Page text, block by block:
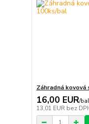
Záhradná kovová
16,00 EUR/bal
13,01 EUR bez